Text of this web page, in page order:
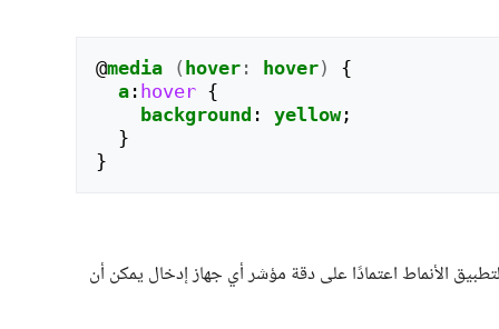
@media ( hover: hover)
{
a: hover {
background : yellow;
}
}
الأنماط اعتمادًا على دقة مؤشر أي جهاز إدخال يمكن أن